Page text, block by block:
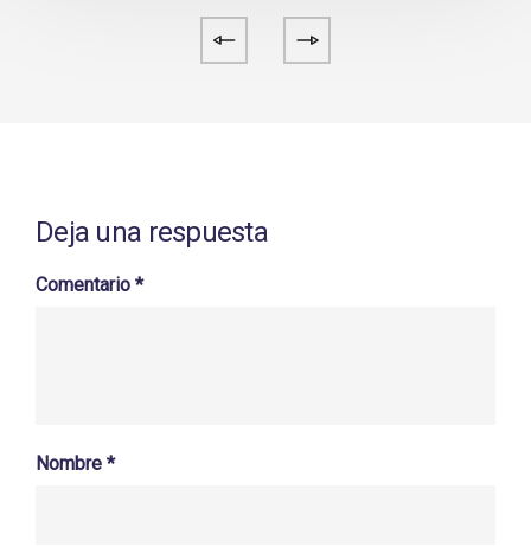
Deja una respuesta
Comentario *
Nombre *